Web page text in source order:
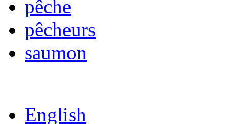
pêche
pêcheurs
saumon
English